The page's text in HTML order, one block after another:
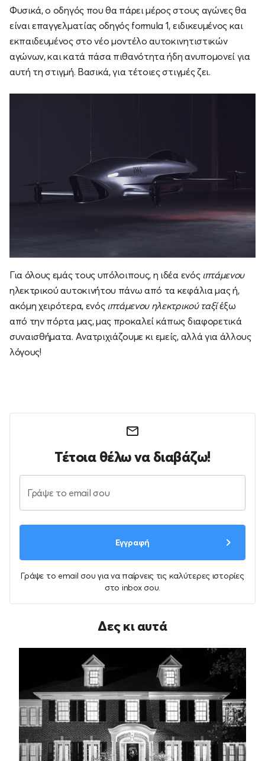
Φυσικά, ο οδηγός που θα πάρει μέρος στους αγώνες θα
είναι επαγγελματίας οδηγός formula 1, ειδικευμένος και
εκπαιδευμένος στο νέο μοντέλο αυτοκινητιστικών
αγώνων, και κατά πάσα πιθανότητα ήδη ανυπομονεί για
αυτή τη στιγμή. Βασικά, για τέτοιες στιγμές ζει.
Για όλους εμάς τους υπόλοιπους, η ιδέα ενός ιπτάμενου
ηλεκτρικού αυτοκινήτου πάνω από τα κεφάλια μας ή,
ακόμη χειρότερα, ενός ιπτάμενου ηλεκτρικού ταξίέξω
από την πόρτα μας, μας προκαλεί κάπως διαφορετικά
συναισθήματα. Ανατριχιάζουμε κι εμείς, αλλά για άλλους
λόγους!
Τέτοια θέλω να διαβάζω!
Εγγραφή
Γράψε το email σου για να παίρνεις τις καλύτερες ιστορίες
στο inbox σου.
Δες κι αυτά